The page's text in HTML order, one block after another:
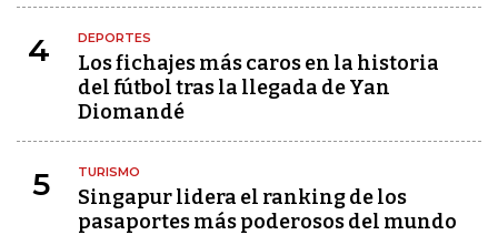
4 DEPORTES
Los fichajes más caros en la historia
del fútbol tras la llegada de Yan
Diomandé
5 TURISMO
Singapur lidera el ranking de los
pasaportes más poderosos del mundo